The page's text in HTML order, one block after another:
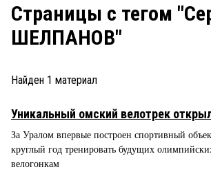
ЗАКОН
ПРОИСШЕСТВИЯ
СТИЛЬ ЖИЗНИ
Страницы c тегом
ШЕЛПАНОВ"
Найден 1 материал
Уникальный омский велотрек
За Уралом впервые построен спортивный
круглый год тренировать будущих
велогонкам